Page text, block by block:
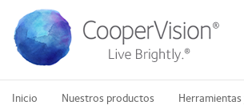
contenido
principal
Inicio Nuestros productos